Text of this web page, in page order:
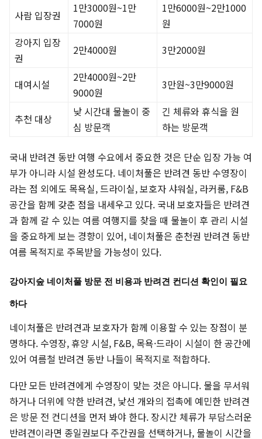
사람 입장권
1만3000원~1만
7000원
1만6000원~2만1000
원
강아지 입장
권
2만4000원 3만2000원
대여시설
2만4000원~2만
9000원
3만원~3만9000원
추천 대상
낮 시간대 물놀이 중
심 방문객
긴 체류와 휴식을 원
하는 방문객
국내 반려견 동반 여행 수요에서 중요한 것은 단순 입장 가능 여
부가 아니라 시설 완성도다. 네이처풀은 반려견 동반 수영장이
라는 점 외에도 목욕실, 드라이실, 보호자 샤워실, 라커룸, F&B
공간을 함께 갖춘 점을 내세우고 있다. 국내 보호자들은 반려견
과 함께 갈 수 있는 여름 여행지를 찾을 때 물놀이 후 관리 시설
을 중요하게 보는 경향이 있어, 네이처풀은 춘천권 반려견 동반
여름 목적지로 주목받을 가능성이 있다.
강아지숲 네이처풀 방문 전 비용과 반려견 컨디션 확인이 필요
하다
네이처풀은 반려견과 보호자가 함께 이용할 수 있는 장점이 분
명하다. 수영장, 휴양 시설, F&B, 목욕·드라이 시설이 한 공간에
있어 여름철 반려견 동반 나들이 목적지로 적합하다.
다만 모든 반려견에게 수영장이 맞는 것은 아니다. 물을 무서워
하거나 더위에 약한 반려견, 낯선 개와의 접촉에 예민한 반려견
은 방문 전 컨디션을 먼저 봐야 한다. 장시간 체류가 부담스러운
반려견이라면 종일권보다 주간권을 선택하거나, 물놀이 시간을